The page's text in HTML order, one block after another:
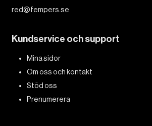
red@fempers.se
Kundservice och support
Mina sidor
Om oss och kontakt
Stöd oss
Prenumerera